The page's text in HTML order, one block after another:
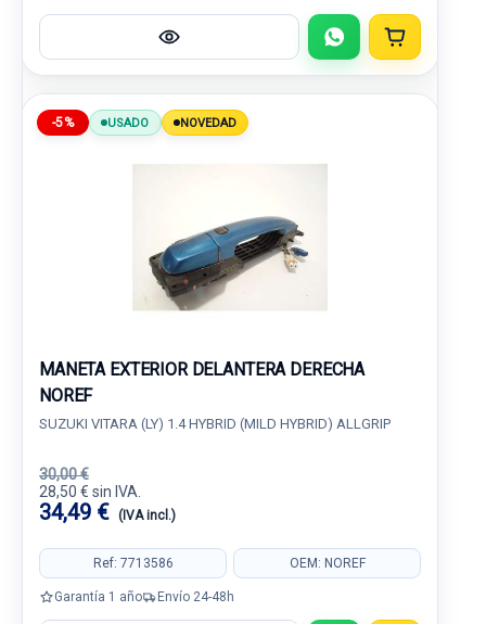
-5% USADO NOVEDAD
MANETA EXTERIOR DELANTERA DERECHA
NOREF
SUZUKI VITARA (LY) 1.4 HYBRID (MILD HYBRID) ALLGRIP
30,00 €
28,50 € sin IVA.
34,49 € (IVA incl.)
Ref: 7713586 OEM: NOREF
Garantía 1 año Envío 24-48h